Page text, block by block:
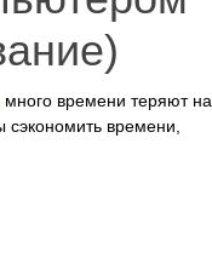
много времени теряют на
времени,